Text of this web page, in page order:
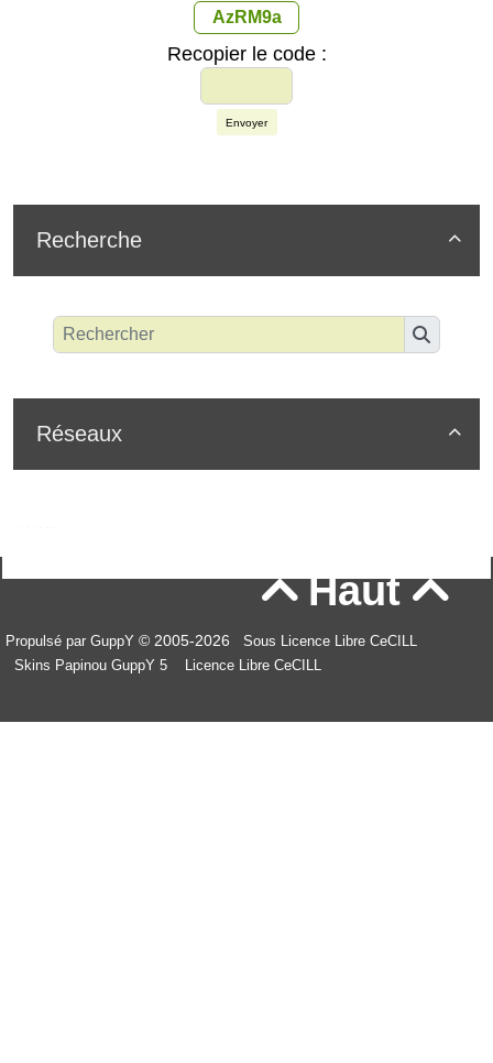
AzRM9a
Recopier le code :
Envoyer

Recherche

Réseaux
Haut
Propulsé par GuppY © 2005-2026
Sous Licence Libre CeCILL
Skins Papinou GuppY 5
Licence Libre CeCILL